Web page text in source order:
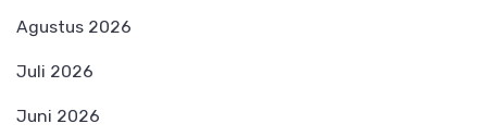
Agustus 2026
Juli 2026
Juni 2026